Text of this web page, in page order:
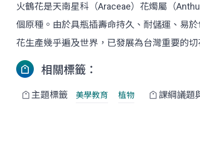
火鶴花是天南星科（Araceae）花燭屬（
個原種。由於具瓶插壽命持久、耐儲運、易
花生產幾乎遍及世界，已發展為台灣重要的切
相關標籤：
主題標籤 美學教育 植物 課綱議題